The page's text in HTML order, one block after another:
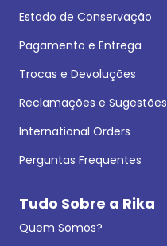
Estado de Conservação
Pagamento e Entrega
Trocas e Devoluções
Reclamações e Sugestões
International Orders
Perguntas Frequentes
Tudo Sobre a Rika
Quem Somos?